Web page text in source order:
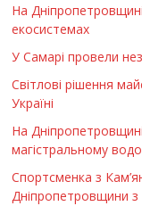
На
екосистемах
У Самарі провели
Світлові рішення
Україні
На
магістральному
Спортсменка з
Дніпропетровщини з